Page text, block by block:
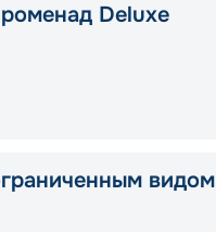
Deluxe
видом